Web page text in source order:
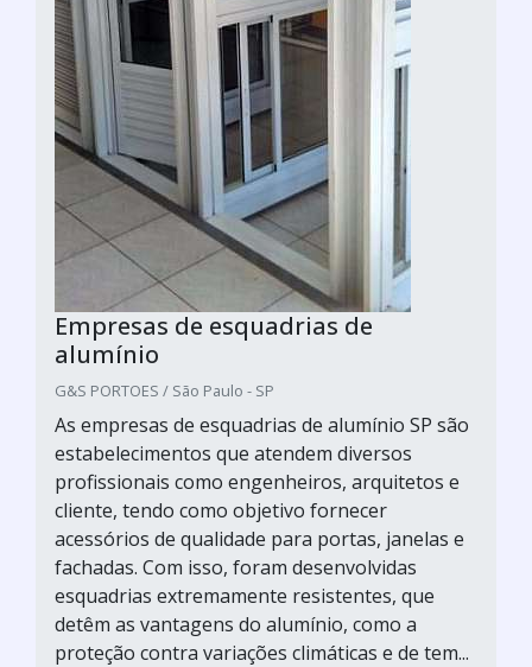
Empresas de esquadrias de
alumínio
G&S PORTOES / São Paulo - SP
As empresas de esquadrias de alumínio SP são
estabelecimentos que atendem diversos
profissionais como engenheiros, arquitetos e
cliente, tendo como objetivo fornecer
acessórios de qualidade para portas, janelas e
fachadas. Com isso, foram desenvolvidas
esquadrias extremamente resistentes, que
detêm as vantagens do alumínio, como a
proteção contra variações climáticas e de tem...